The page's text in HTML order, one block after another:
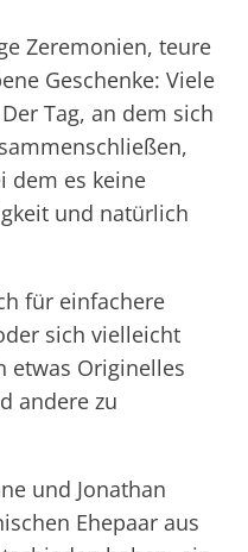
Zeremonien, teure
Geschenke: Viele
Tag, an dem sich
dem es keine
und natürlich
für einfachere
sich vielleicht
etwas Originelles
andere zu
und Jonathan
Ehepaar aus